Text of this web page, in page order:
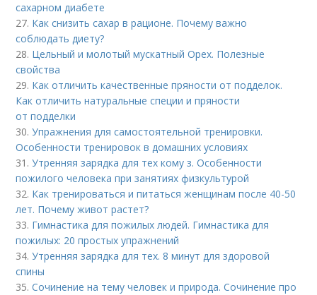
сахарном диабете
27. Как снизить сахар в рационе. Почему важно
соблюдать диету?
28. Цельный и молотый мускатный Орех. Полезные
свойства
29. Как отличить качественные пряности от подделок.
Как отличить натуральные специи и пряности
от подделки
30.Упражнения для самостоятельной тренировки.
Особенности тренировок в домашних условиях
31.Утренняя зарядка для тех кому з. Особенности
пожилого человека при занятиях физкультурой
32. Как тренироваться и питаться женщинам после 40-50
лет. Почему живот растет?
33. Гимнастика для пожилых людей. Гимнастика для
пожилых: 20 простых упражнений
34.Утренняя зарядка для тех. 8 минут для здоровой
спины
35.Сочинение на тему человек и природа. Сочинение про